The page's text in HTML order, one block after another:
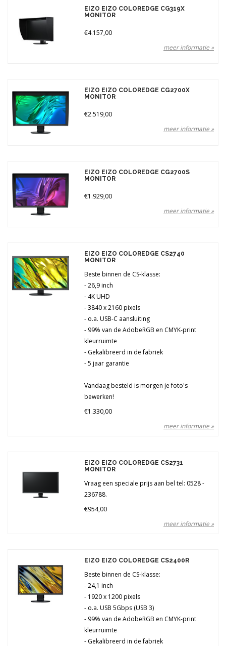
EIZO EIZO COLOREDGE CG319X
MONITOR
€4.157,00
meer informatie »
EIZO EIZO COLOREDGE CG2700X
MONITOR
€2.519,00
meer informatie »
EIZO EIZO COLOREDGE CG2700S
MONITOR
€1.929,00
meer informatie »
EIZO EIZO COLOREDGE CS2740
MONITOR
Beste binnen de CS-klasse:
- 26,9 inch
- 4K UHD
- 3840 x 2160 pixels
- o.a. USB-C aansluiting
- 99% van de AdobeRGB en CMYK-print
kleurruimte
- Gekalibreerd in de fabriek
- 5 jaar garantie
Vandaag besteld is morgen je foto's
bewerken!
€1.330,00
meer informatie »
EIZO EIZO COLOREDGE CS2731
MONITOR
Vraag een speciale prijs aan bel tel: 0528 -
236788.
€954,00
meer informatie »
EIZO EIZO COLOREDGE CS2400R
Beste binnen de CS-klasse:
- 24,1 inch
- 1920 x 1200 pixels
- o.a. USB 5Gbps (USB 3)
- 99% van de AdobeRGB en CMYK-print
kleurruimte
- Gekalibreerd in de fabriek